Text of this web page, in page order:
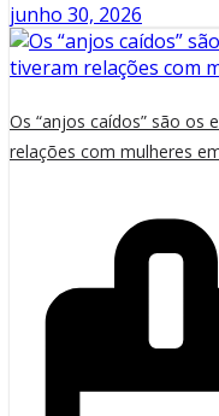
junho 30, 2026
Os “anjos caídos” são os
relações com mulheres